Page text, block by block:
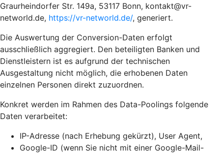
Graurheindorfer Str. 149a, 53117 Bonn, kontakt@vr-
networld.de, https://vr-networld.de/, generiert.
Die Auswertung der Conversion-Daten erfolgt
ausschließlich aggregiert. Den beteiligten Banken und
Dienstleistern ist es aufgrund der technischen
Ausgestaltung nicht möglich, die erhobenen Daten
einzelnen Personen direkt zuzuordnen.
Konkret werden im Rahmen des Data-Poolings folgende
Daten verarbeitet:
IP-Adresse (nach Erhebung gekürzt), User Agent,
Google-ID (wenn Sie nicht mit einer Google-Mail-